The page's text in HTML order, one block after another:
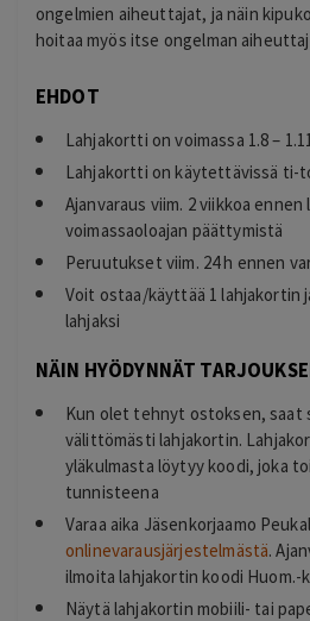
ongelmien aiheuttajat, ja näin
hoitaa myös itse ongelman
EHDOT
Lahjakortti on voimassa 1.8 –
Lahjakortti on käytettävissä ti-
Ajanvaraus viim. 2 viikkoa
voimassaoloajan päättymistä
Peruutukset viim. 24 h ennen
Voit ostaa/käyttää 1 lahjakortin
lahjaksi
NÄIN HYÖDYNNÄT
Kun olet tehnyt ostoksen, saat
välittömästi lahjakortin.
yläkulmasta löytyy koodi, joka
tunnisteena
Varaa aika Jäsenkorjaamo
onlinevarausjärjestelmästä.
ilmoita lahjakortin koodi Huom.-
Näytä lahjakortin mobiili- tai